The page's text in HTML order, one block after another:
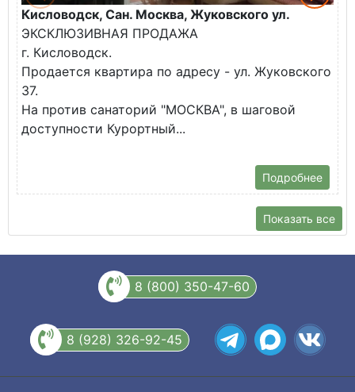
Кисловодск, Сан. Москва, Жуковского ул.
ЭКСКЛЮЗИВНАЯ ПРОДАЖА
г. Кисловодск.
Продается квартира по адресу - ул. Жуковского
37.
На против санаторий "МОСКВА", в шаговой
доступности Курортный...
Подробнее
Показать все
8 (800) 350-47-60
8 (928) 326-92-45